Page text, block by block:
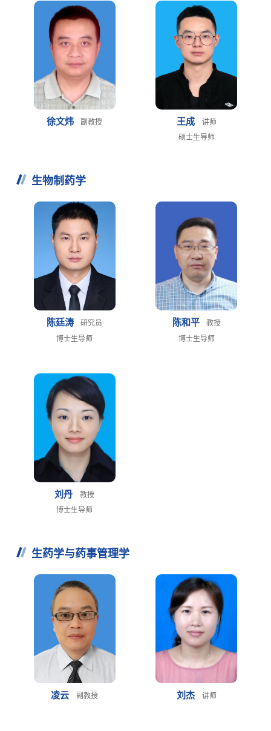
徐文炜 副教授 王成
讲师
硕士生导师
生物制药学
陈廷涛
研究员
博士生导师
陈和平
教授
博士生导师
刘丹
教授
博士生导师
生药学与药事管理学
凌云 副教授 刘杰 讲师